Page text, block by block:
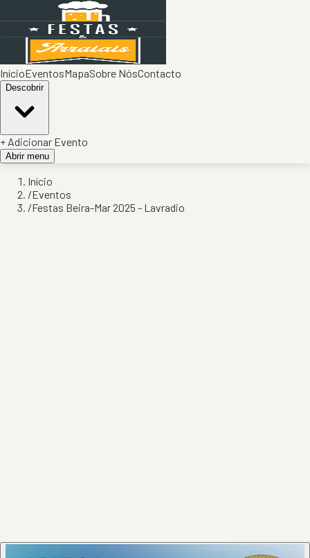
InícioEventosMapaSobre NósContacto
Descobrir
+ Adicionar Evento
Abrir menu
Início
/Eventos
/Festas Beira-Mar 2025 - Lavradio